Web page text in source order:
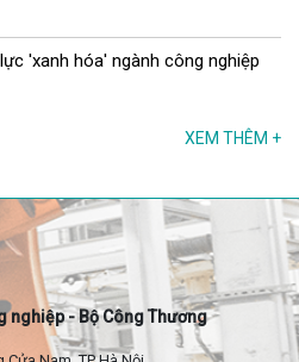
'xanh hóa' ngành công nghiệp
XEM THÊM +
nghiệp - Bộ Công Thương